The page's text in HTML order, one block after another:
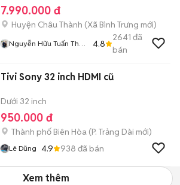
7.990.000 đ
Huyện Châu Thành (Xã Bình Trưng mới)
Nguyễn Hữu Tuấn Thu
4.8
2641 đã
bán
Tivi Sony 32 inch HDMI cũ
Dưới 32 inch
950.000 đ
Thành phố Biên Hòa (P. Trảng Dài mới)
Lê Dũng 4.9 938 đã bán
Xem thêm